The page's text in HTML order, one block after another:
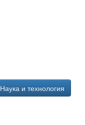
Наука и технология